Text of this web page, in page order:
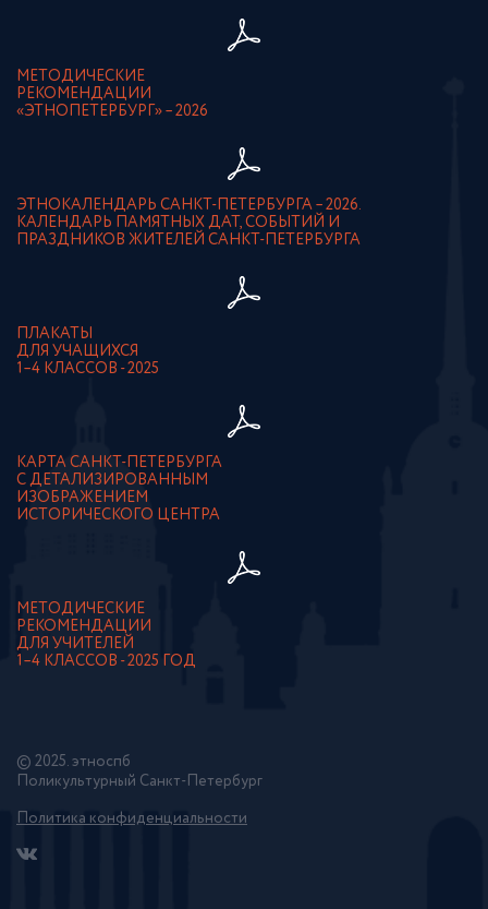
МЕТОДИЧЕСКИЕ
РЕКОМЕНДАЦИИ
«ЭТНОПЕТЕРБУРГ» – 2026
ЭТНОКАЛЕНДАРЬ САНКТ-ПЕТЕРБУРГА – 2026.
КАЛЕНДАРЬ ПАМЯТНЫХ ДАТ, СОБЫТИЙ И
ПРАЗДНИКОВ ЖИТЕЛЕЙ САНКТ-ПЕТЕРБУРГА
ПЛАКАТЫ
ДЛЯ УЧАЩИХСЯ
1–4 КЛАССОВ - 2025
КАРТА САНКТ-ПЕТЕРБУРГА
С ДЕТАЛИЗИРОВАННЫМ
ИЗОБРАЖЕНИЕМ
ИСТОРИЧЕСКОГО ЦЕНТРА
МЕТОДИЧЕСКИЕ
РЕКОМЕНДАЦИИ
ДЛЯ УЧИТЕЛЕЙ
1–4 КЛАССОВ - 2025 ГОД
© 2025. этноспб
Поликультурный Санкт-Петербург
Политика конфиденциальности